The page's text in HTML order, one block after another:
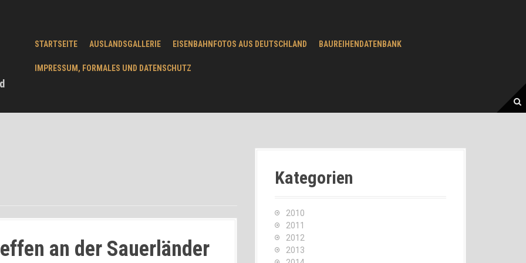
STARTSEITE AUSLANDSGALLERIE EISENBAHNFOTOS AUS DEUTSCHLAND BAUREIHENDATENBANK
IMPRESSUM, FORMALES UND DATENSCHUTZ
an der Sauerländer
Kategorien
2010
2011
2012
2013